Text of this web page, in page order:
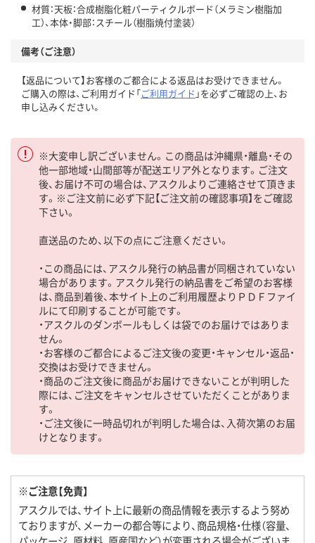
材質：天板：合成樹脂化粧パーティクルボード（メラミン樹脂加
工）、本体・脚部：スチール（樹脂焼付塗装）
備考（ご注意）
【返品について】お客様のご都合による返品はお受けできません。
ご購入の際は、ご利用ガイド「ご利用ガイド 」を必ずご確認の上、お
申し込みください。
※大変申し訳ございません。この商品は沖縄県・離島・その
他一部地域・山間部等が配送エリア外となります。ご注文
後、お届け不可の場合は、アスクルよりご連絡させて頂きま
す。※ご注文前に必ず下記【ご注文前の確認事項】をご確認
下さい。
直送品のため、以下の点にご注意ください。
・この商品には、アスクル発行の納品書が同梱されていない
場合があります。アスクル発行の納品書をご希望のお客様
は、商品到着後、本サイト上のご利用履歴よりＰＤＦファイ
ルにて印刷することが可能です。
・アスクルのダンボールもしくは袋でのお届けではありま
せん。
・お客様のご都合によるご注文後の変更・キャンセル・返品・
交換はお受けできません。
・商品のご注文後に商品がお届けできないことが判明した
際には、ご注文をキャンセルさせていただくことがありま
す。
・ご注文後に一時品切れが判明した場合は、入荷次第のお届
けとなります。
※ご注意【免責】
アスクルでは、サイト上に最新の商品情報を表示するよう努め
ておりますが、メーカーの都合等により、商品規格・仕様（容量、